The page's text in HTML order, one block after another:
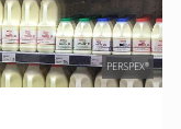
PERSPEX®